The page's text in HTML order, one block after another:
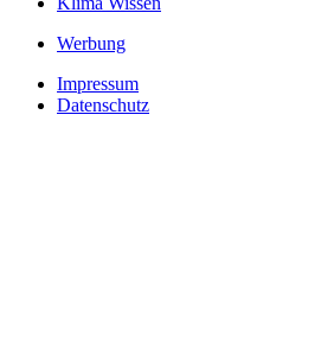
Werbung
Impressum
Datenschutz